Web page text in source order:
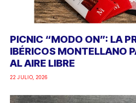
PICNIC “MODO ON”: LA
IBÉRICOS MONTELLANO
AL AIRE LIBRE
22 JULIO, 2026